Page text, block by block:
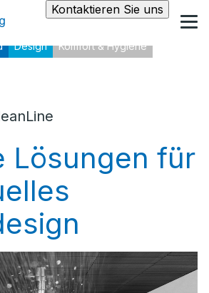
Kontaktieren Sie uns
Design Komfort & Hygiene
Lösungen für